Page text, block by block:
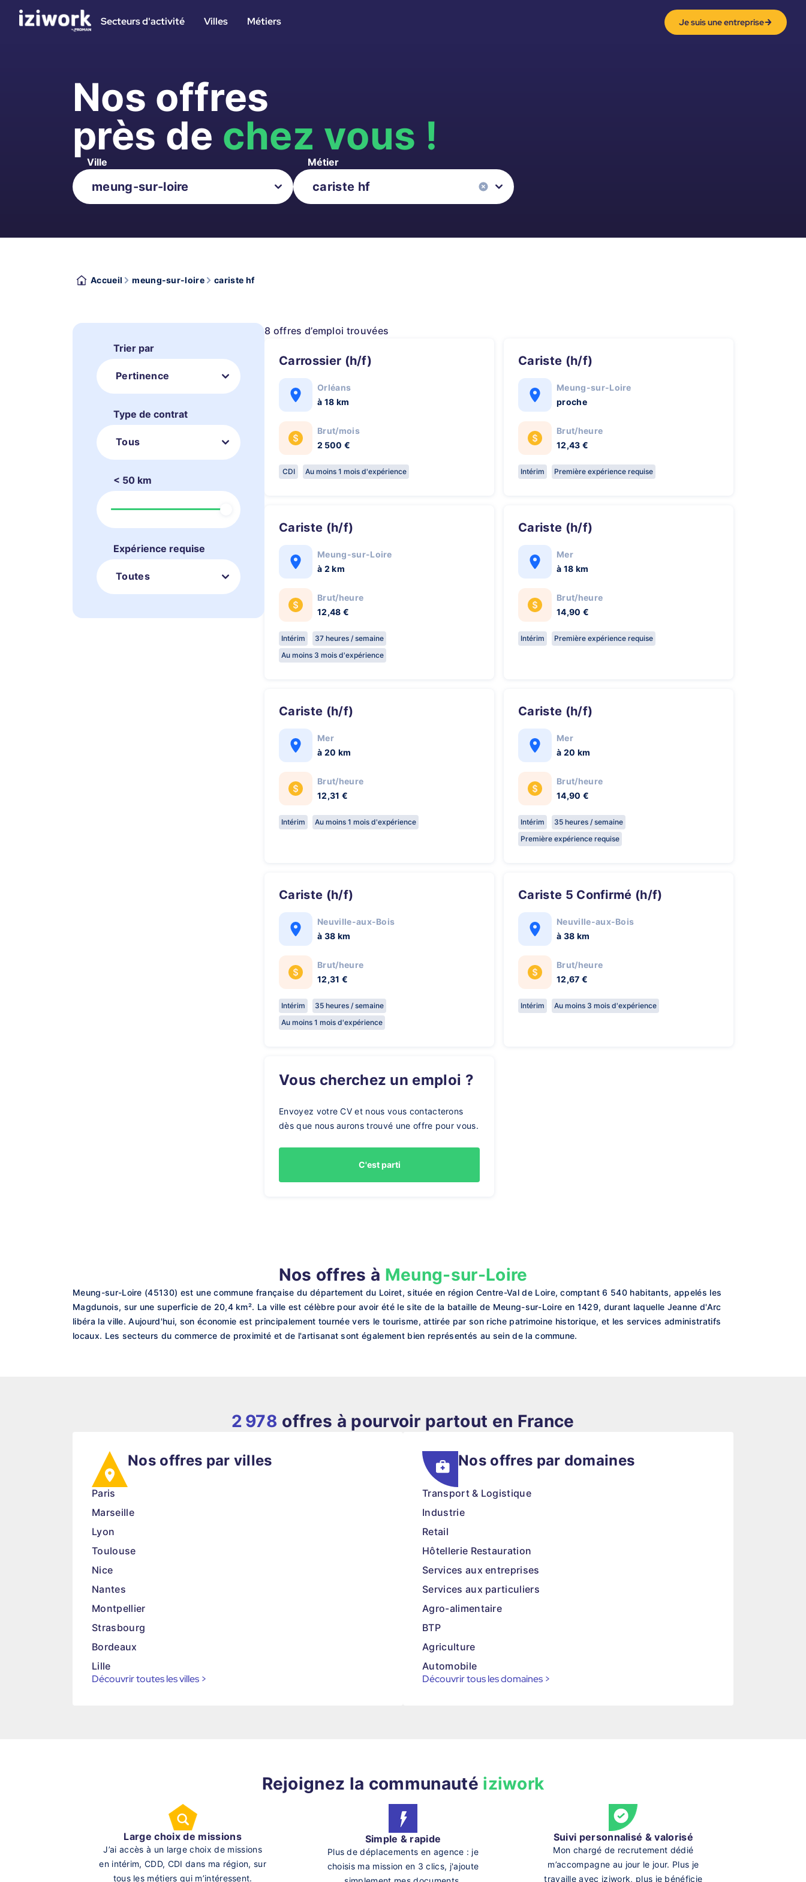
Secteurs d'activité Villes Métiers Je suis une entreprise
Nos offres
près de chez vous !
Ville Métier
Accueil meung-sur-loire cariste hf
Trier par
Pertinence
Type de contrat
Tous
< 50 km
Expérience requise
Toutes
8 offres d’emploi trouvées
Carrossier (h/f)
Orléans
à 18 km
Brut/mois
2 500 €
CDI Au moins 1 mois d'expérience
Cariste (h/f)
Meung-sur-Loire
proche
Brut/heure
12,43 €
Intérim Première expérience requise
Cariste (h/f)
Meung-sur-Loire
à 2 km
Brut/heure
12,48 €
Intérim
37 heures / semaine
Au moins 3 mois d'expérience
Cariste (h/f)
Mer
à 18 km
Brut/heure
14,90 €
Intérim Première expérience requise
Cariste (h/f)
Mer
à 20 km
Brut/heure
12,31 €
Intérim Au moins 1 mois d'expérience
Cariste (h/f)
Mer
à 20 km
Brut/heure
14,90 €
Intérim
35 heures / semaine
Première expérience requise
Cariste (h/f)
Neuville-aux-Bois
à 38 km
Brut/heure
12,31 €
Intérim
35 heures / semaine
Au moins 1 mois d'expérience
Cariste 5 Confirmé (h/f)
Neuville-aux-Bois
à 38 km
Brut/heure
12,67 €
Intérim Au moins 3 mois d'expérience
Vous cherchez un emploi ?
Envoyez votre CV et nous vous contacterons
dès que nous aurons trouvé une offre pour vous.
C'est parti
Nos offres à Meung-sur-Loire
Meung-sur-Loire (45130) est une commune française du département du Loiret, située en région Centre-Val de Loire, comptant 6 540 habitants, appelés les
Magdunois, sur une superficie de 20,4 km². La ville est célèbre pour avoir été le site de la bataille de Meung-sur-Loire en 1429, durant laquelle Jeanne d'Arc
libéra la ville. Aujourd'hui, son économie est principalement tournée vers le tourisme, attirée par son riche patrimoine historique, et les services administratifs
locaux. Les secteurs du commerce de proximité et de l'artisanat sont également bien représentés au sein de la commune.
2 978 offres à pourvoir partout en France
Nos offres par villes
Paris
Marseille
Lyon
Toulouse
Nice
Nantes
Montpellier
Strasbourg
Bordeaux
Lille
Découvrir toutes les villes >
Nos offres par domaines
Transport & Logistique
Industrie
Retail
Hôtellerie Restauration
Services aux entreprises
Services aux particuliers
Agro-alimentaire
BTP
Agriculture
Automobile
Découvrir tous les domaines >
Rejoignez la communauté iziwork
Large choix de missions
J’ai accès à un large choix de missions
en intérim, CDD, CDI dans ma région, sur
tous les métiers qui m’intéressent.
Simple & rapide
Plus de déplacements en agence : je
choisis ma mission en 3 clics, j'ajoute
Suivi personnalisé & valorisé
Mon chargé de recrutement dédié
m’accompagne au jour le jour. Plus je
travaille avec iziwork, plus je bénéficie